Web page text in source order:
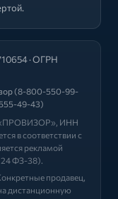
· ОГРН
(8-800-550-99-
49-43)
«ПРОВИЗОР», ИНН
в соответствии с
рекламой
24 ФЗ-38).
продавец,
дистанционную